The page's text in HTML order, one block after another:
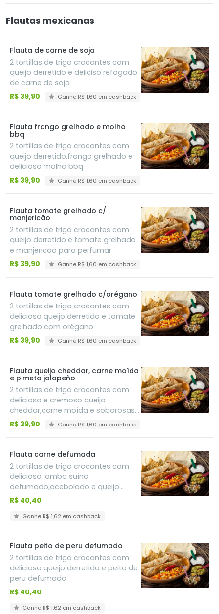
Flautas mexicanas
Flauta de carne de soja
2 tortillas de trigo crocantes com
queijo derretido e deliciso refogado
de carne de soja
R$ 39,90
Ganhe R$ 1,60 em cashback
Flauta frango grelhado e molho
bbq
2 tortillas de trigo crocantes com
queijo derretido,frango grelhado e
delicioso molho bbq
R$ 39,90
Ganhe R$ 1,60 em cashback
Flauta tomate grelhado c/
manjericão
2 tortillas de trigo crocantes com
queijo derretido e tomate grelhado
e manjericão para perfumar
R$ 39,90
Ganhe R$ 1,60 em cashback
Flauta tomate grelhado c/orégano
2 tortillas de trigo crocantes com
delicioso queijo derretido e tomate
grelhado com orégano
R$ 39,90
Ganhe R$ 1,60 em cashback
Flauta queijo cheddar, carne moída
e pimeta jalapeño
2 tortillas de trigo crocantes com
delicioso e cremoso queijo
cheddar,carne moída e soborosas
fatias de pimenta jalapeña -
R$ 39,90 Ganhe R$ 1,60 em cashback
Flauta carne defumada
2 tortillas de trigo crocantes com
delicioso lombo suíno
defumado,acebolado e queijo
derretido
R$ 40,40
Ganhe R$ 1,62 em cashback
Flauta peito de peru defumado
2 tortillas de trigo crocantes com
delicioso queijo derretido e peito de
peru defumado
R$ 40,40
Ganhe R$ 1,62 em cashback